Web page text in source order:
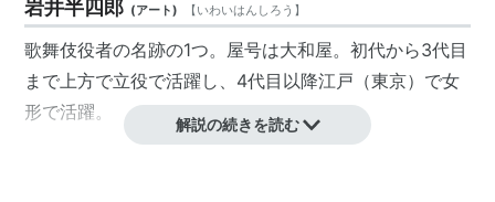
岩井半四郎 (アート) 【いわいはんしろう 】
歌舞伎役者の名跡の1つ。屋号は大和屋。初代から3代目
まで上方で立役で活躍し、4代目以降江戸（東京）で女
形で活躍。
解説の続きを読む